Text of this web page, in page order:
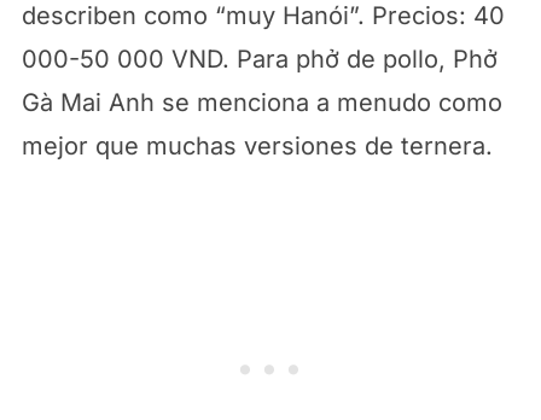
describen como “muy Hanói”. Precios: 40
000-50 000 VND. Para phở de pollo, Phở
Gà Mai Anh se menciona a menudo como
mejor que muchas versiones de ternera.